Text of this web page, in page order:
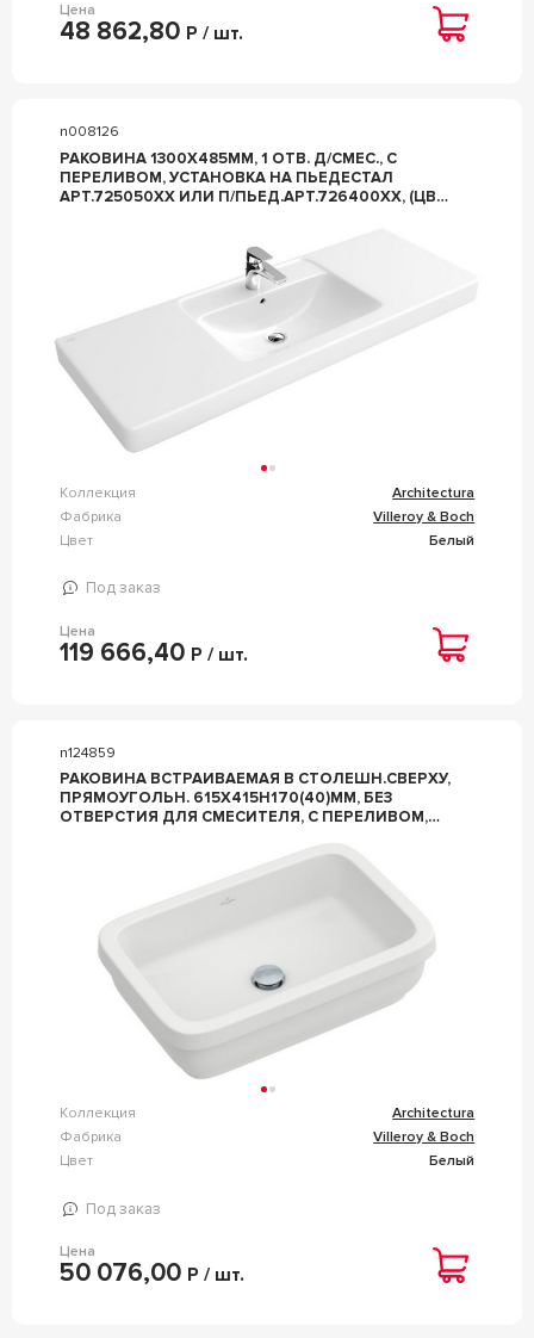
Цена
48 862,80 Р / шт.
n008126
РАКОВИНА 1300Х485ММ, 1 ОТВ. Д/СМЕС., С
ПЕРЕЛИВОМ, УСТАНОВКА НА ПЬЕДЕСТАЛ
АРТ.725050ХХ ИЛИ П/ПЬЕД.АРТ.726400ХХ, (ЦВ.
Коллекция
Architectura
Фабрика
Villeroy & Boch
Цвет
Белый
Под заказ
Цена
119 666,40 Р / шт.
n124859
РАКОВИНА ВСТРАИВАЕМАЯ В СТОЛЕШН.СВЕРХУ,
ПРЯМОУГОЛЬН. 615Х415H170(40)ММ, БЕЗ
ОТВЕРСТИЯ ДЛЯ СМЕСИТЕЛЯ, С ПЕРЕЛИВОМ,
Коллекция
Architectura
Фабрика
Villeroy & Boch
Цвет
Белый
Под заказ
Цена
50 076,00 Р / шт.